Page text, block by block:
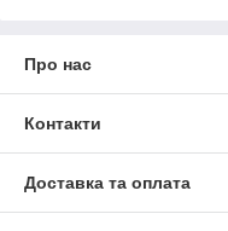
Про нас
Контакти
Доставка та оплата